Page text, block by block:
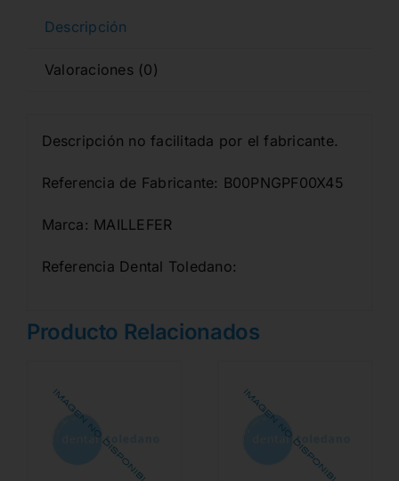
Descripción
Valoraciones (0)
Descripción no facilitada por el fabricante.
Referencia de Fabricante: B00PNGPF00X45
Marca: MAILLEFER
Referencia Dental Toledano:
Producto Relacionados